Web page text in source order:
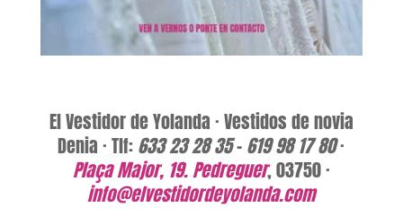
El Vestidor de Yolanda · Vestidos de novia
Denia · Tlf:633 23 28 35–619 98 17 80·
Plaça Major, 19. Pedreguer, 03750 ·
info@elvestidordeyolanda.com